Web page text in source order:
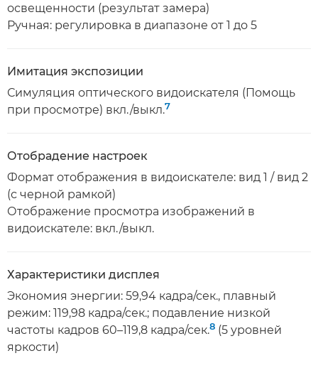
освещенности (результат замера)
Ручная: регулировка в диапазоне от 1 до 5
Имитация экспозиции
Симуляция оптического видоискателя (Помощь
при просмотре) вкл./выкл.7
Отобрадение настроек
Формат отображения в видоискателе: вид 1 / вид 2
(с черной рамкой)
Отображение просмотра изображений в
видоискателе: вкл./выкл.
Характеристики дисплея
Экономия энергии: 59,94 кадра/сек., плавный
режим: 119,98 кадра/сек.; подавление низкой
частоты кадров 60–119,8 кадра/сек.8 (5 уровней
яркости)